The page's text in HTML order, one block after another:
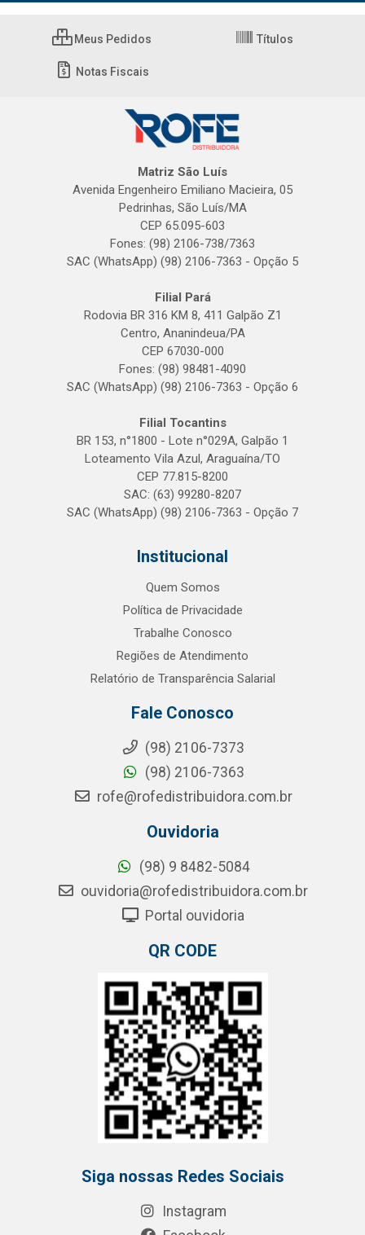
Meus Pedidos Títulos
Notas Fiscais
Matriz São Luís
Avenida Engenheiro Emiliano Macieira, 05
Pedrinhas, São Luís/MA
CEP 65.095-603
Fones: (98) 2106-738/7363
SAC (WhatsApp) (98) 2106-7363 - Opção 5
Filial Pará
Rodovia BR 316 KM 8, 411 Galpão Z1
Centro, Ananindeua/PA
CEP 67030-000
Fones: (98) 98481-4090
SAC (WhatsApp) (98) 2106-7363 - Opção 6
Filial Tocantins
BR 153, n°1800 - Lote n°029A, Galpão 1
Loteamento Vila Azul, Araguaína/TO
CEP 77.815-8200
SAC: (63) 99280-8207
SAC (WhatsApp) (98) 2106-7363 - Opção 7
Institucional
Quem Somos
Política de Privacidade
Trabalhe Conosco
Regiões de Atendimento
Relatório de Transparência Salarial
Fale Conosco
(98) 2106-7373
(98) 2106-7363
rofe@rofedistribuidora.com.br
Ouvidoria
(98) 9 8482-5084
ouvidoria@rofedistribuidora.com.br
Portal ouvidoria
QR CODE
Siga nossas Redes Sociais
Instagram